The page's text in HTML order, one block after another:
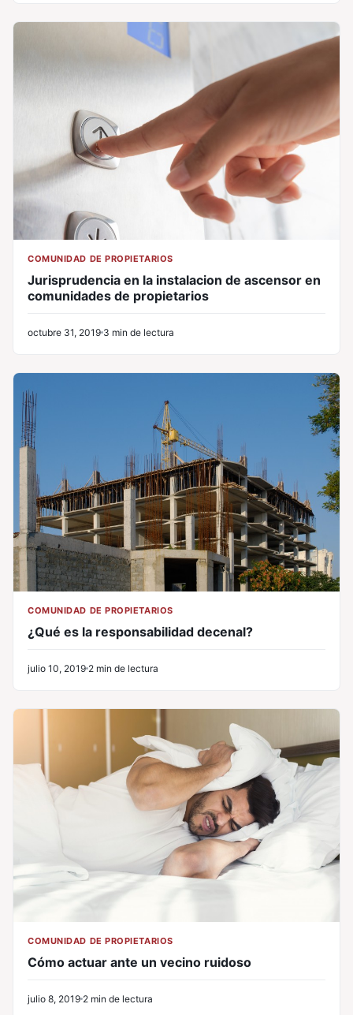
COMUNIDAD DE PROPIETARIOS
Jurisprudencia en la instalacion de ascensor en
comunidades de propietarios
octubre 31, 2019 3 min de lectura
COMUNIDAD DE PROPIETARIOS
¿Qué es la responsabilidad decenal?
julio 10, 2019 2 min de lectura
COMUNIDAD DE PROPIETARIOS
Cómo actuar ante un vecino ruidoso
julio 8, 2019 2 min de lectura